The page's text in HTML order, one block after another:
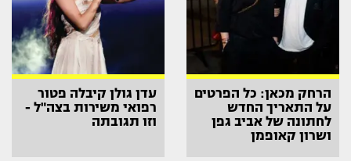
הרחק מכאן: כל הפרטים
על התאריך החדש
לחתונה של אביב גפן
ושרון קאופמן
עדן גולן קיבלה פטור
רפואי משירות בצה"ל -
וזו תגובתה